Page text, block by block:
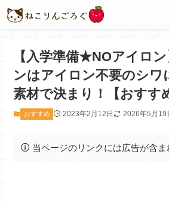
【入学準備★NOアイロ
ンはアイロン不要のシワ
素材で決まり！【おすす
おすすめ 2023年2月12日 2026年5月19
当ページのリンクには広告が含ま